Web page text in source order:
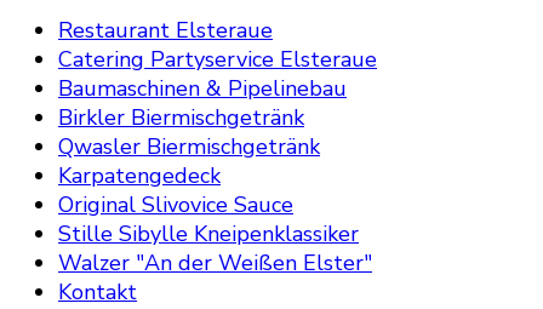
Restaurant Elsteraue
Catering Partyservice Elsteraue
Baumaschinen & Pipelinebau
Birkler Biermischgetränk
Qwasler Biermischgetränk
Karpatengedeck
Original Slivovice Sauce
Stille Sibylle Kneipenklassiker
Walzer "An der Weißen Elster"
Kontakt